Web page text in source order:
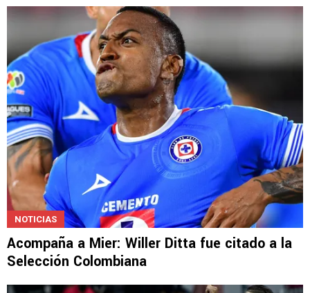
NOTICIAS
Acompaña a Mier: Willer Ditta fue citado a la
Selección Colombiana